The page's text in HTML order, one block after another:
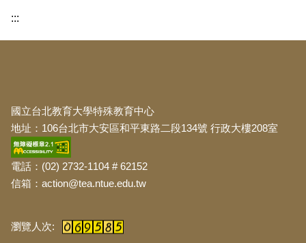
:::
國立台北教育大學特殊教育中心
地址：106台北市大安區和平東路二段134號 行政大樓208室
電話：(02) 2732-1104 # 62152
信箱：action@tea.ntue.edu.tw